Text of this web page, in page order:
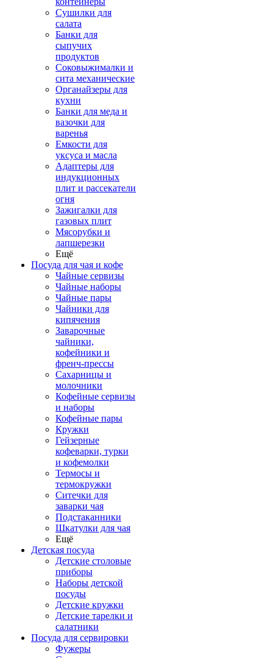
Сушилки для
салата
Банки для
сыпучих
продуктов
Соковыжималки и
сита механические
Органайзеры для
кухни
Банки для меда и
вазочки для
варенья
Емкости для
уксуса и масла
Адаптеры для
индукционных
плит и рассекатели
огня
Зажигалки для
газовых плит
Мясорубки и
лапшерезки
Ещё
Посуда для чая и кофе
Чайные сервизы
Чайные наборы
Чайные пары
Чайники для
кипячения
Заварочные
чайники,
кофейники и
френч-прессы
Сахарницы и
молочники
Кофейные сервизы
и наборы
Кофейные пары
Кружки
Гейзерные
кофеварки, турки
и кофемолки
Термосы и
термокружки
Ситечки для
заварки чая
Подстаканники
Шкатулки для чая
Ещё
Детская посуда
Детские столовые
приборы
Наборы детской
посуды
Детские кружки
Детские тарелки и
салатники
Посуда для сервировки
Фужеры